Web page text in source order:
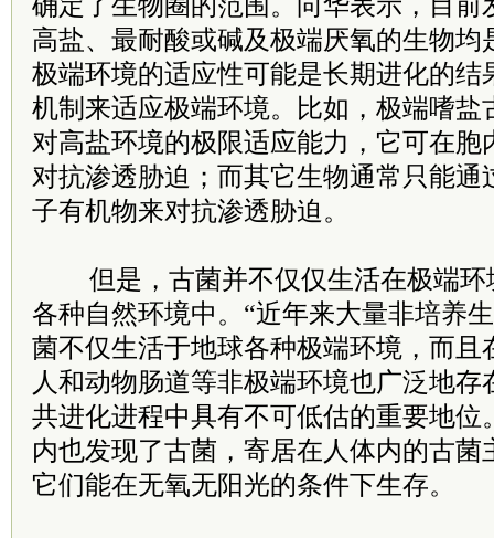
高盐、最耐酸或碱及极端厌氧的生物均
极端环境的适应性可能是长期进化的结
机制来适应极端环境。比如，极端嗜盐
对高盐环境的极限适应能力，它可在胞
对抗渗透胁迫；而其它生物通常只能通
子有机物来对抗渗透胁迫。
但是，古菌并不仅仅生活在极端环
各种自然环境中。“近年来大量非培养
菌不仅生活于地球各种极端环境，而且
人和动物肠道等非极端环境也广泛地
共进化进程中具有不可低估的重要地位
内也发现了古菌，寄居在人体内的古菌
它们能在无氧无阳光的条件下生存。